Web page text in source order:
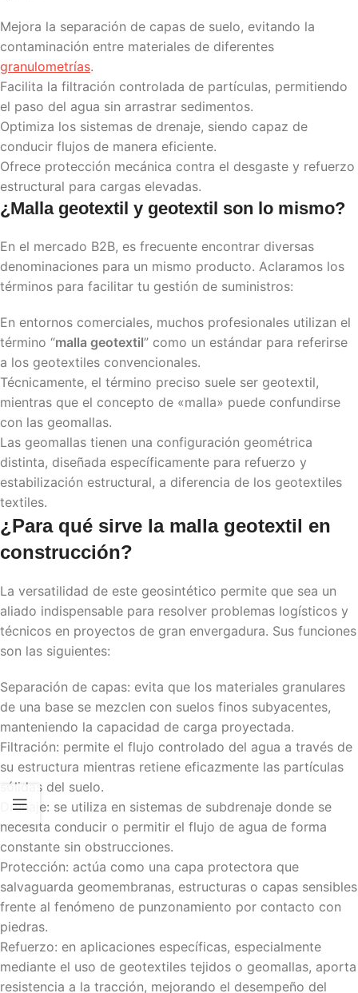
Mejora la separación de capas de suelo, evitando la
contaminación entre materiales de diferentes
granulometrías.
Facilita la filtración controlada de partículas, permitiendo
el paso del agua sin arrastrar sedimentos.
Optimiza los sistemas de drenaje, siendo capaz de
conducir flujos de manera eficiente.
Ofrece protección mecánica contra el desgaste y refuerzo
estructural para cargas elevadas.
¿Malla geotextil y geotextil son lo mismo?
En el mercado B2B, es frecuente encontrar diversas
denominaciones para un mismo producto. Aclaramos los
términos para facilitar tu gestión de suministros:
En entornos comerciales, muchos profesionales utilizan el
término “malla geotextil” como un estándar para referirse
a los geotextiles convencionales.
Técnicamente, el término preciso suele ser geotextil,
mientras que el concepto de «malla» puede confundirse
con las geomallas.
Las geomallas tienen una configuración geométrica
distinta, diseñada específicamente para refuerzo y
estabilización estructural, a diferencia de los geotextiles
textiles.
¿Para qué sirve la malla geotextil en
construcción?
La versatilidad de este geosintético permite que sea un
aliado indispensable para resolver problemas logísticos y
técnicos en proyectos de gran envergadura. Sus funciones
son las siguientes:
Separación de capas: evita que los materiales granulares
de una base se mezclen con suelos finos subyacentes,
manteniendo la capacidad de carga proyectada.
Filtración: permite el flujo controlado del agua a través de
su estructura mientras retiene eficazmente las partículas
sólidas del suelo.
Drenaje: se utiliza en sistemas de subdrenaje donde se
necesita conducir o permitir el flujo de agua de forma
constante sin obstrucciones.
Protección: actúa como una capa protectora que
salvaguarda geomembranas, estructuras o capas sensibles
frente al fenómeno de punzonamiento por contacto con
piedras.
Refuerzo: en aplicaciones específicas, especialmente
mediante el uso de geotextiles tejidos o geomallas, aporta
resistencia a la tracción, mejorando el desempeño del